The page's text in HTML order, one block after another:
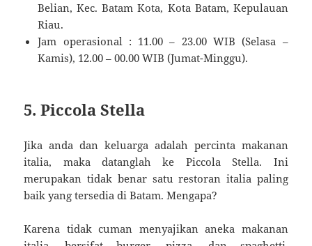
Belian, Kec. Batam Kota, Kota Batam, Kepulauan
Riau.
Jam operasional : 11.00 – 23.00 WIB (Selasa –
Kamis), 12.00 – 00.00 WIB (Jumat-Minggu).
5. Piccola Stella
Jika anda dan keluarga adalah percinta makanan
italia, maka datanglah ke Piccola Stella. Ini
merupakan tidak benar satu restoran italia paling
baik yang tersedia di Batam. Mengapa?
Karena tidak cuman menyajikan aneka makanan